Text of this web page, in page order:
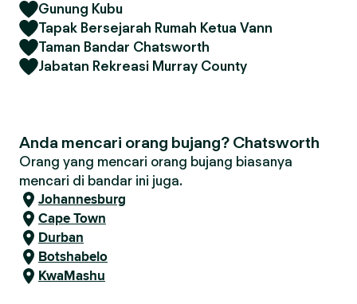
Gunung Kubu
Tapak Bersejarah Rumah Ketua Vann
Taman Bandar Chatsworth
Jabatan Rekreasi Murray County
Anda mencari orang bujang? Chatsworth
Orang yang mencari orang bujang biasanya
mencari di bandar ini juga.
Johannesburg
Cape Town
Durban
Botshabelo
KwaMashu